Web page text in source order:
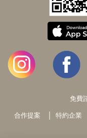
免費
合作提案 特約企業